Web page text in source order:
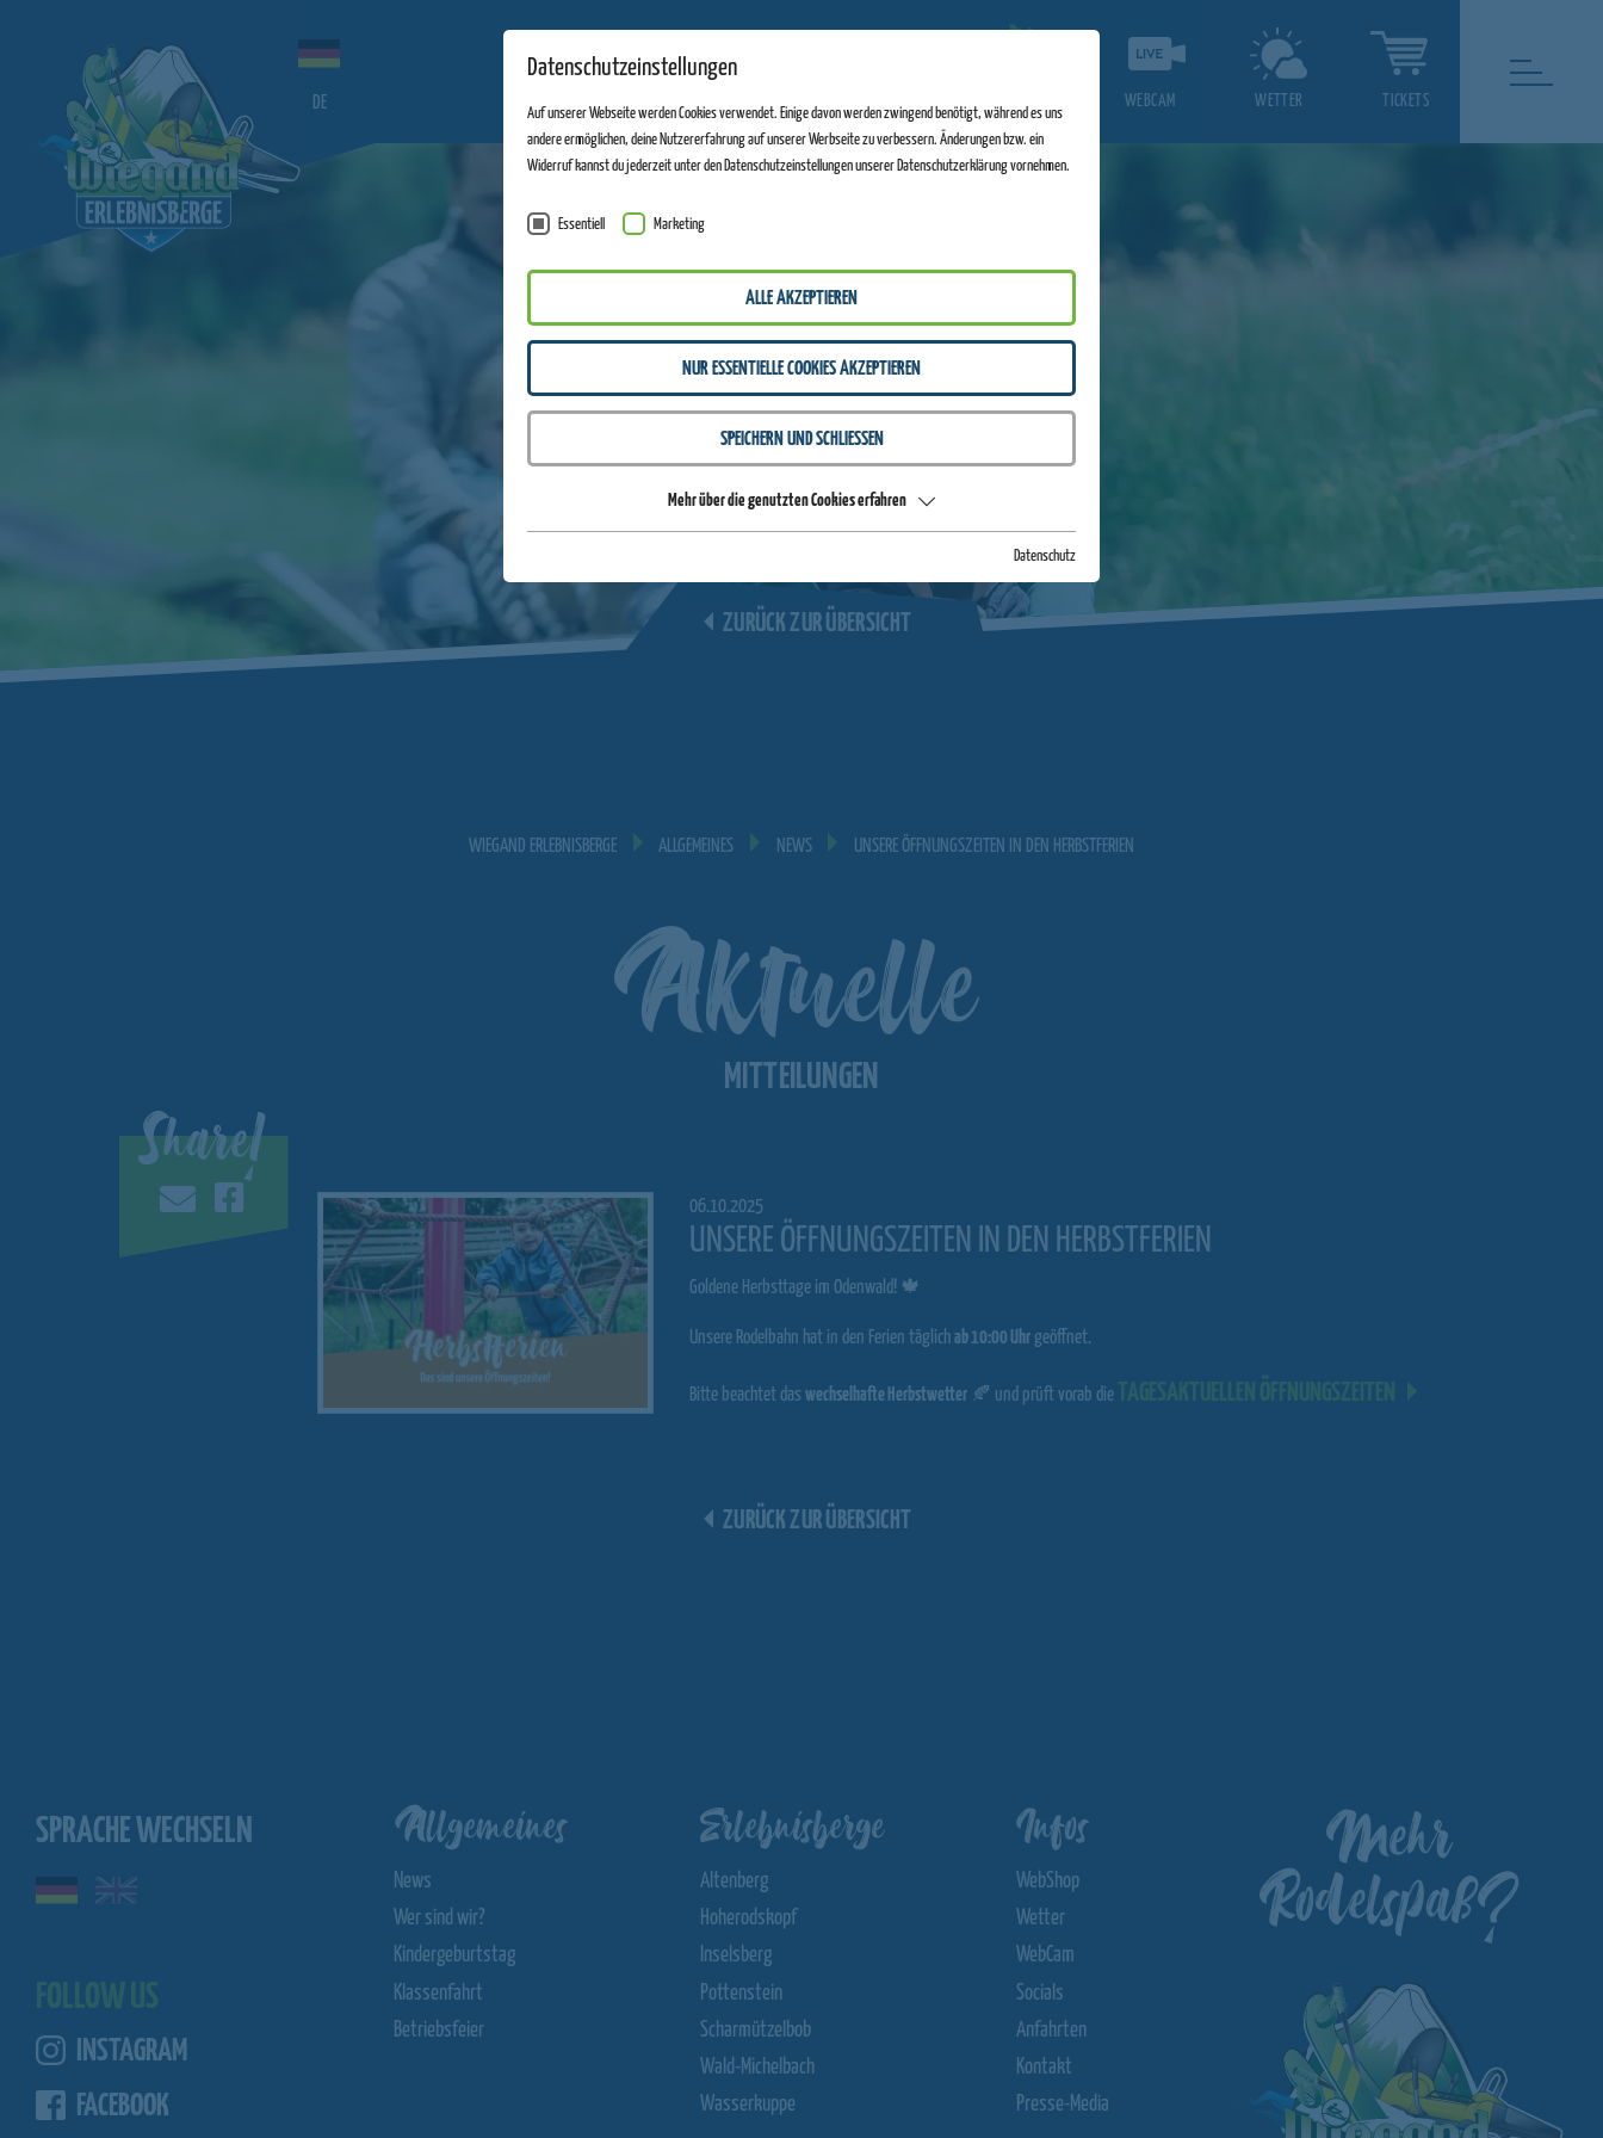
DE WEBCAM WETTER TICKETS
ZURÜCK ZUR ÜBERSICHT
WIEGAND ERLEBNISBERGE ALLGEMEINES NEWS UNSERE ÖFFNUNGSZEITEN IN DEN HERBSTFERIEN
Aktuelle
MITTEILUNGEN
Share!
06.10.2025
UNSERE ÖFFNUNGSZEITEN IN DEN HERBSTFERIEN
Goldene Herbsttage im Odenwald! 🍁
Unsere Rodelbahn hat in den Ferien täglichab 10:00 Uhrgeöffnet.
Bitte beachtet das wechselhafte Herbstwetter🍂 und prüft vorab die
ZURÜCK ZUR ÜBERSICHT
SPRACHE WECHSELN
INSTAGRAM
FACEBOOK
Allgemeines
News
Wer sind wir?
Kindergeburtstag
Klassenfahrt
Betriebsfeier
Erlebnisberge
Altenberg
Hoherodskopf
Inselsberg
Pottenstein
Scharmützelbob
Wald-Michelbach
Wasserkuppe
Infos
WebShop
Wetter
WebCam
Socials
Anfahrten
Kontakt
Presse-Media
Mehr
Rodelspaß?
Datenschutzeinstellungen
Auf unserer Webseite werden Cookies verwendet. Einige davon werden zwingend benötigt, während es uns
andere ermöglichen, deine Nutzererfahrung auf unserer Werbseite zu verbessern. Änderungen bzw. ein
Widerruf kannst du jederzeit unter den Datenschutzeinstellungen unserer Datenschutzerklärung vornehmen.
Essentiell Marketing
ALLE AKZEPTIEREN
NUR ESSENTIELLE COOKIES AKZEPTIEREN
SPEICHERN UND SCHLIESSEN
Mehr über die genutzten Cookies erfahren
Datenschutz